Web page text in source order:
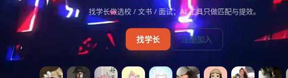
找学长做选校 / 文书 / 面试；AI 工具只做匹配与提效。
找学长 注册加入